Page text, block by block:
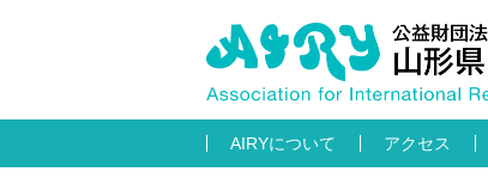
AIRYについて アクセス